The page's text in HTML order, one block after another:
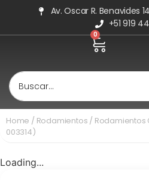
Av. Oscar R. Benavides
+51 919
0
Home / Rodamientos / Rodamientos
003314)
Loading...